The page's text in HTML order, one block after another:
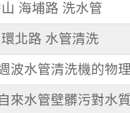
海埔路 洗水管
北路 水管清洗
波水管清洗機的物
來水管壁髒污對水